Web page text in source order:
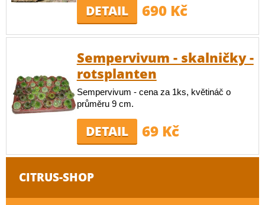
DETAIL 690 Kč
Sempervivum - skalničky -
rotsplanten
Sempervivum - cena za 1ks, květináč o
průměru 9 cm.
DETAIL 69 Kč
CITRUS-SHOP